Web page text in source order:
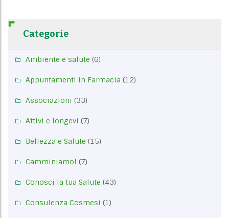
Categorie
Ambiente e salute (6)
Appuntamenti in Farmacia (12)
Associazioni (33)
Attivi e longevi (7)
Bellezza e Salute (15)
Camminiamo! (7)
Conosci la tua Salute (43)
Consulenza Cosmesi (1)